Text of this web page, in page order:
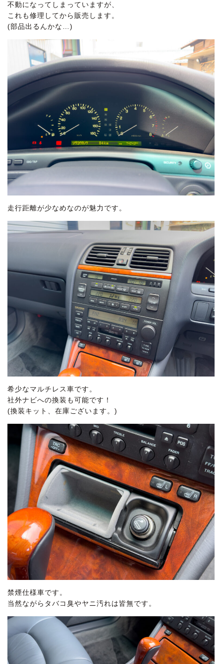
不動になってしまっていますが、
これも修理してから販売します。
(部品出るんかな…)
走行距離が少なめなのが魅力です。
希少なマルチレス車です。
社外ナビへの換装も可能です！
(換装キット、在庫ございます。)
禁煙仕様車です。
当然ながらタバコ臭やヤニ汚れは皆無です。